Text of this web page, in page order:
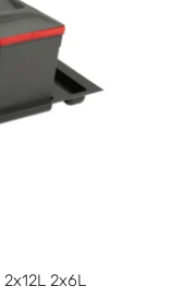
2x6L